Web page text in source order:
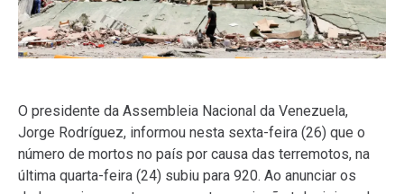
O presidente da Assembleia Nacional da Venezuela,
Jorge Rodríguez, informou nesta sexta-feira (26) que o
número de mortos no país por causa das terremotos, na
última quarta-feira (24) subiu para 920. Ao anunciar os